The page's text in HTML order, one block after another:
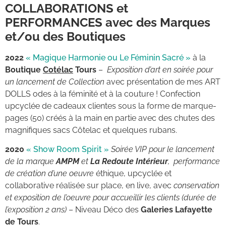
COLLABORATIONS et
PERFORMANCES avec des Marques
et/ou des Boutiques
2022 « Magique Harmonie ou Le Féminin Sacré » à la
Boutique Cotélac Tours – Exposition d’art en soirée pour
un lancement de Collection avec présentation de mes ART
DOLLS odes à la féminité et à la couture ! Confection
upcyclée de cadeaux clientes sous la forme de marque-
pages (50) créés à la main en partie avec des chutes des
magnifiques sacs Côtelac et quelques rubans.
2020 « Show Room Spirit » Soirée VIP pour le lancement
de la marqueAMPMet La Redoute Intérieur, performance
de création d’une oeuvre éthique, upcyclée et
collaborative réalisée sur place, en live, avec conservation
et exposition de l’oeuvre pour accueillir les clients (durée de
l’exposition 2 ans) – Niveau Déco des Galeries Lafayette
de Tours.